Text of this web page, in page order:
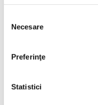
consimțământului
Necesare
Preferinţe
Statistici